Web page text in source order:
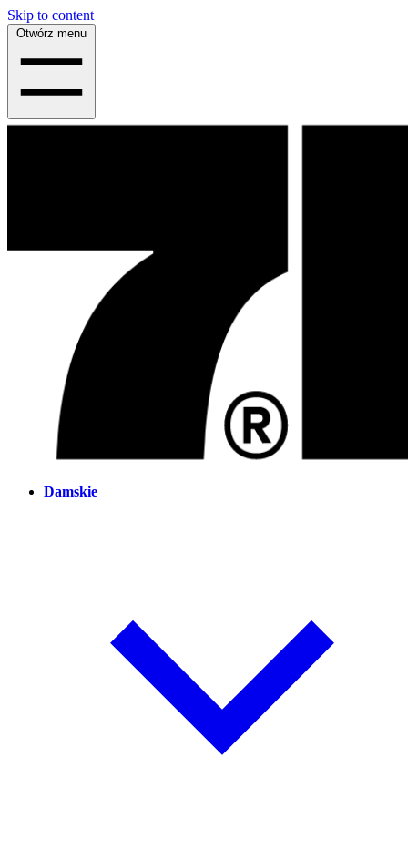
Skip to content
Otwórz menu
Damskie